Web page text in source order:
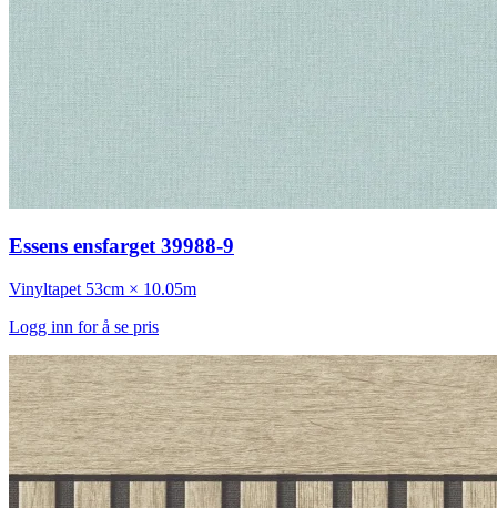
Essens ensfarget 39988-9
Vinyltapet 53cm × 10.05m
Logg inn for å se pris